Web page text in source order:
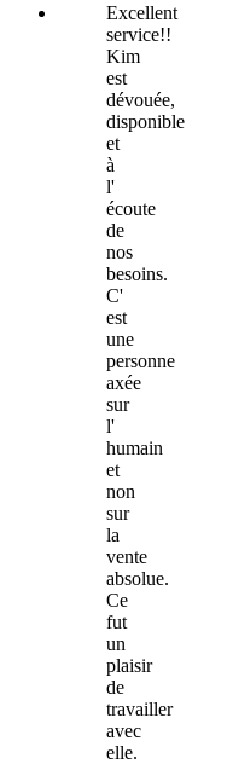
Excellent
service!!
Kim
est
dévouée,
disponible
et
à
l'
écoute
de
nos
besoins.
C'
est
une
personne
axée
sur
l'
humain
et
non
sur
la
vente
absolue.
Ce
fut
un
plaisir
de
travailler
avec
elle.